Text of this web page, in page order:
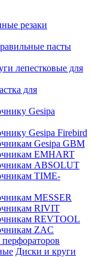
резаки
пасты
лепестковые для
для
Gesipa
Gesipa Firebird
Gesipa GBM
EMHART
ABSOLUT
TIME-
MESSER
RIVIT
REVTOOL
ZAC
Диски и круги